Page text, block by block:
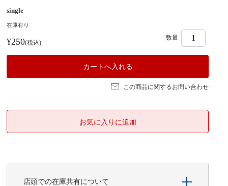
single
在庫有り
¥250(税込)
数量
この商品に関するお問い合わせ
店頭での在庫共有について